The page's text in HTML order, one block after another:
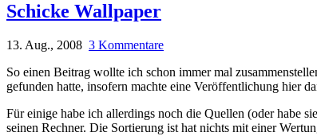
Schicke Wallpaper
13. Aug., 2008 3 Kommentare
So einen Beitrag wollte ich schon immer mal
gefunden hatte, insofern machte eine Veröffentlichung hier
Für einige habe ich allerdings noch die Quellen (oder habe
seinen Rechner. Die Sortierung ist hat nichts mit einer